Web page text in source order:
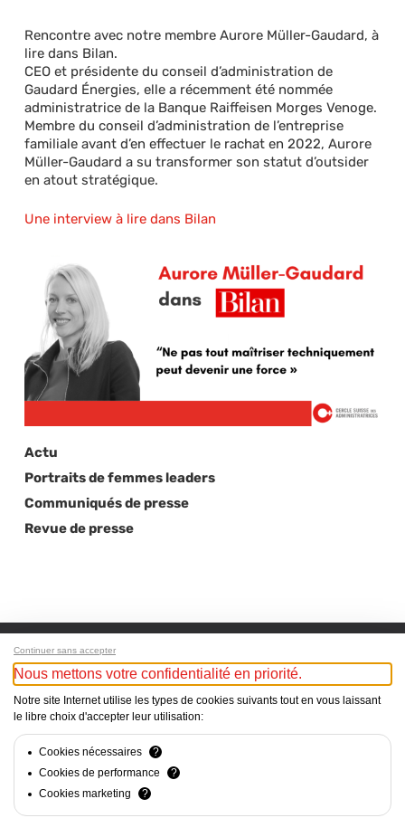
Rencontre avec notre membre Aurore Müller-Gaudard, à
lire dans Bilan.
CEO et présidente du conseil d’administration de
Gaudard Énergies, elle a récemment été nommée
administratrice de la Banque Raiffeisen Morges Venoge.
Membre du conseil d’administration de l’entreprise
familiale avant d’en effectuer le rachat en 2022, Aurore
Müller-Gaudard a su transformer son statut d’outsider
en atout stratégique.
Une interview à lire dans Bilan
Actu
Portraits de femmes leaders
Communiqués de presse
Revue de presse
Next Post
Laure Deppierraz élue Vice‑Présidente de la
Banque Cantonale du Valais
Continuer sans accepter
Nous mettons votre confidentialité en priorité.
Notre site Internet utilise les types de cookies suivants tout en vous laissant
le libre choix d'accepter leur utilisation:
Cookies nécessaires
?
Cookies de performance
?
Cookies marketing
?